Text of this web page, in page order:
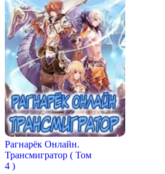
Рагнарёк Онлайн.
Трансмигратор ( Том
4 )